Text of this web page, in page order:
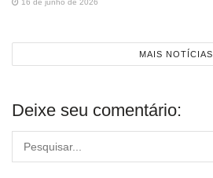
16 de junho de 2026
MAIS NOTÍCIAS
Deixe seu comentário: